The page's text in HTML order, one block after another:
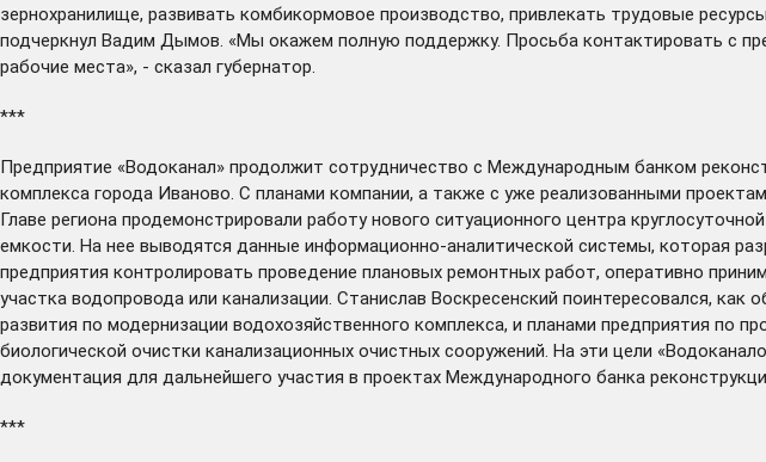
зернохранилище, развивать комбикормовое производство, привлекать трудовые
подчеркнул Вадим Дымов. «Мы окажем полную поддержку. Просьба контактировать с
рабочие места», - сказал губернатор.
***
Предприятие «Водоканал» продолжит сотрудничество с Международным банком
комплекса города Иваново. С планами компании, а также с уже реализованными
Главе региона продемонстрировали работу нового ситуационного центра
емкости. На нее выводятся данные информационно-аналитической системы, которая
предприятия контролировать проведение плановых ремонтных работ, оперативно
участка водопровода или канализации. Станислав Воскресенский поинтересовался,
развития по модернизации водохозяйственного комплекса, и планами предприятия по
биологической очистки канализационных очистных сооружений. На эти цели
документация для дальнейшего участия в проектах Международного банка
***